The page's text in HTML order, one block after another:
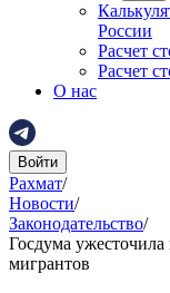
России
Расчет
Расчет
О нас
Войти
Рахмат/
Новости/
Законодательство/
Госдума ужесточила
мигрантов